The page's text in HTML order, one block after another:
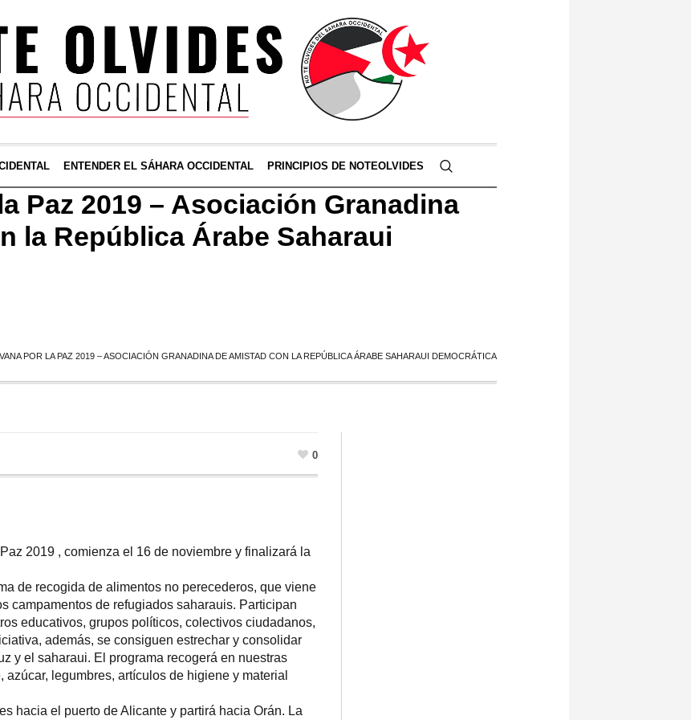
ENTENDER EL SÁHARA OCCIDENTAL PRINCIPIOS DE NOTEOLVIDES
Paz 2019 – Asociación Granadina
la República Árabe Saharaui
POR LA PAZ 2019 – ASOCIACIÓN GRANADINA DE AMISTAD CON LA REPÚBLICA ÁRABE SAHARAUI DEMOCRÁTICA
0
2019 , comienza el 16 de noviembre y finalizará la
de recogida de alimentos no perecederos, que viene
campamentos de refugiados saharauis. Participan
educativos, grupos políticos, colectivos ciudadanos,
además, se consiguen estrechar y consolidar
y el saharaui. El programa recogerá en nuestras
legumbres, artículos de higiene y material
hacia el puerto de Alicante y partirá hacia Orán. La